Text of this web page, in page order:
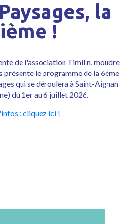
la
!
de l'association Timilin, moudre
présente le programme de la 6éme
qui se déroulera à Saint-Aignan
du 1er au 6 juillet 2026.
: cliquez ici !